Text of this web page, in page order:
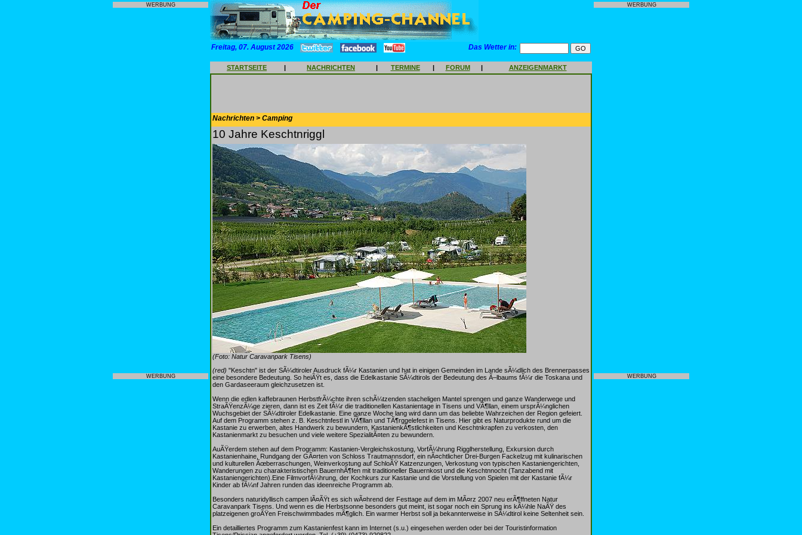
WERBUNG
WERBUNG
Freitag, 07. August 2026 Das Wetter in:
STARTSEITE | NACHRICHTEN | TERMINE | FORUM | ANZEIGENMARKT
Nachrichten > Camping
10 Jahre Keschtnriggl
(Foto: Natur Caravanpark Tisens)
(red) "Keschtn" ist der SÃ¼dtiroler Ausdruck fÃ¼r Kastanien und hat in einigen Gemeinden im Lande sÃ¼dlich des Brennerpasses
eine besondere Bedeutung. So heiÃŸt es, dass die Edelkastanie SÃ¼dtirols der Bedeutung des Ã–lbaums fÃ¼r die Toskana und
den Gardaseeraum gleichzusetzen ist.
Wenn die edlen kaffebraunen HerbstfrÃ¼chte ihren schÃ¼tzenden stacheligen Mantel sprengen und ganze Wanderwege und
StraÃŸenzÃ¼ge zieren, dann ist es Zeit fÃ¼r die traditionellen Kastanientage in Tisens und VÃ¶llan, einem ursprÃ¼nglichen
Wuchsgebiet der SÃ¼dtiroler Edelkastanie. Eine ganze Woche lang wird dann um das beliebte Wahrzeichen der Region gefeiert.
Auf dem Programm stehen z. B. Keschtnfestl in VÃ¶llan und TÃ¶rggelefest in Tisens. Hier gibt es Naturprodukte rund um die
Kastanie zu erwerben, altes Handwerk zu bewundern, KastanienkÃ¶stlichkeiten und Keschtnkrapfen zu verkosten, den
Kastanienmarkt zu besuchen und viele weitere SpezialitÃ¤ten zu bewundern.
AuÃŸerdem stehen auf dem Programm: Kastanien-Vergleichskostung, VorfÃ¼hrung Rigglherstellung, Exkursion durch
Kastanienhaine, Rundgang der GÃ¤rten von Schloss Trautmannsdorf, ein nÃ¤chtlicher Drei-Burgen Fackelzug mit kulinarischen
und kulturellen Ãœberraschungen, Weinverkostung auf SchloÃŸ Katzenzungen, Verkostung von typischen Kastaniengerichten,
Wanderungen zu charakteristischen BauernhÃ¶fen mit traditioneller Bauernkost und die Keschtnnocht (Tanzabend mit
Kastaniengerichten).Eine FilmvorfÃ¼hrung, der Kochkurs zur Kastanie und die Vorstellung von Spielen mit der Kastanie fÃ¼r
Kinder ab fÃ¼nf Jahren runden das ideenreiche Programm ab.
Besonders naturidyllisch campen lÃ¤ÃŸt es sich wÃ¤hrend der Festtage auf dem im MÃ¤rz 2007 neu erÃ¶ffneten Natur
Caravanpark Tisens. Und wenn es die Herbstsonne besonders gut meint, ist sogar noch ein Sprung ins kÃ¼hle NaÃŸ des
platzeigenen groÃŸen Freischwimmbades mÃ¶glich. Ein warmer Herbst soll ja bekannterweise in SÃ¼dtirol keine Seltenheit sein.
Ein detailliertes Programm zum Kastanienfest kann im Internet (s.u.) eingesehen werden oder bei der Touristinformation
WERBUNG
WERBUNG